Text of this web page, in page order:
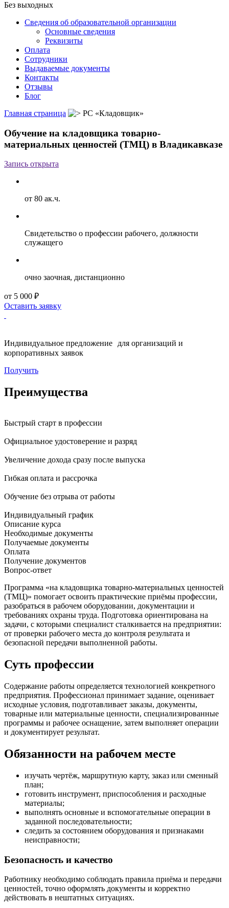
Без выходных
Сведения об образовательной организации
Основные сведения
Реквизиты
Оплата
Сотрудники
Выдаваемые документы
Контакты
Отзывы
Блог
Главная страница
РС «Кладовщик»
Обучение на кладовщика товарно-
материальных ценностей (ТМЦ) в Владикавказе
Запись открыта
от 80 ак.ч.
Свидетельство о профессии рабочего, должности
служащего
очно заочная, дистанционно
от 5 000 ₽
Оставить заявку
Индивидуальное предложение для организаций и
корпоративных заявок
Получить
Преимущества
Быстрый старт в профессии
Официальное удостоверение и разряд
Увеличение дохода сразу после выпуска
Гибкая оплата и рассрочка
Обучение без отрыва от работы
Индивидуальный график
Описание курса
Необходимые документы
Получаемые документы
Оплата
Получение документов
Вопрос-ответ
Программа «на кладовщика товарно-материальных ценностей
(ТМЦ)» помогает освоить практические приёмы профессии,
разобраться в рабочем оборудовании, документации и
требованиях охраны труда. Подготовка ориентирована на
задачи, с которыми специалист сталкивается на предприятии:
от проверки рабочего места до контроля результата и
безопасной передачи выполненной работы.
Суть профессии
Содержание работы определяется технологией конкретного
предприятия. Профессионал принимает задание, оценивает
исходные условия, подготавливает заказы, документы,
товарные или материальные ценности, специализированные
программы и рабочее оснащение, затем выполняет операции
и документирует результат.
Обязанности на рабочем месте
изучать чертёж, маршрутную карту, заказ или сменный
план;
готовить инструмент, приспособления и расходные
материалы;
выполнять основные и вспомогательные операции в
заданной последовательности;
следить за состоянием оборудования и признаками
неисправности;
Безопасность и качество
Работнику необходимо соблюдать правила приёма и передачи
ценностей, точно оформлять документы и корректно
действовать в нештатных ситуациях.